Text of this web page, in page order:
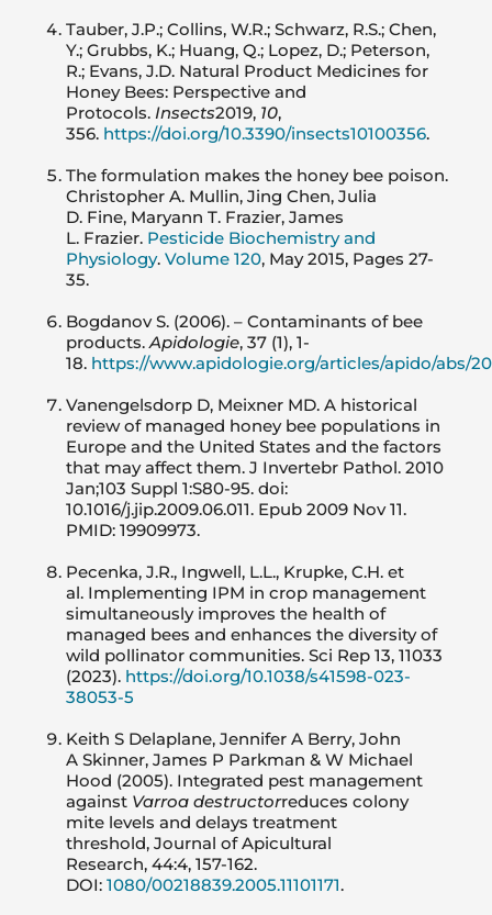
Tauber, J.P.; Collins, W.R.; Schwarz, R.S.; Chen,
Y.; Grubbs, K.; Huang, Q.; Lopez, D.; Peterson,
R.; Evans, J.D. Natural Product Medicines for
Honey Bees: Perspective and
Protocols. Insects2019, 10,
356. https://doi.org/10.3390/insects10100356.
The formulation makes the honey bee poison.
Christopher A. Mullin, Jing Chen, Julia
D. Fine, Maryann T. Frazier, James
L. Frazier. Pesticide Biochemistry and
Physiology. Volume 120, May 2015, Pages 27-
35.
Bogdanov S. (2006). – Contaminants of bee
products.Apidologie, 37 (1), 1-
18. https://www.apidologie.org/articles/apido/abs/
Vanengelsdorp D, Meixner MD. A historical
review of managed honey bee populations in
Europe and the United States and the factors
that may affect them. J Invertebr Pathol. 2010
Jan;103 Suppl 1:S80-95. doi:
10.1016/j.jip.2009.06.011. Epub 2009 Nov 11.
PMID: 19909973.
Pecenka, J.R., Ingwell, L.L., Krupke, C.H. et
al. Implementing IPM in crop management
simultaneously improves the health of
managed bees and enhances the diversity of
wild pollinator communities. Sci Rep 13, 11033
(2023). https://doi.org/10.1038/s41598-023-
38053-5
Keith S Delaplane, Jennifer A Berry, John
A Skinner, James P Parkman & W Michael
Hood (2005). Integrated pest management
against Varroa destructorreduces colony
mite levels and delays treatment
threshold, Journal of Apicultural
Research, 44:4, 157-162.
DOI: 1080/00218839.2005.11101171.